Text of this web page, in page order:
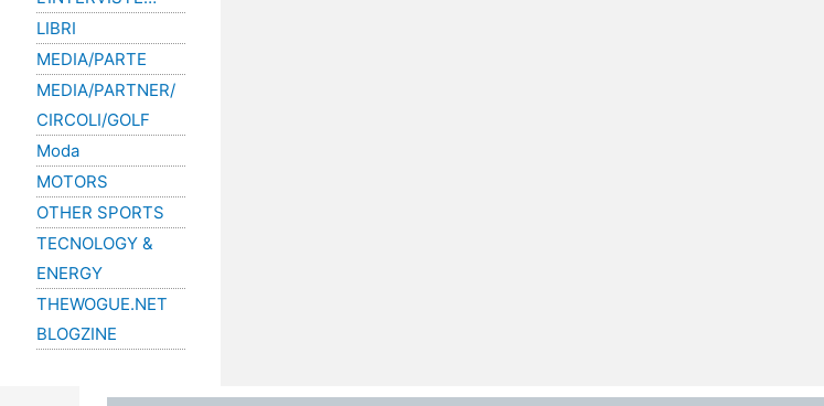
LIBRI
MEDIA/PARTE
MEDIA/PARTNER/
CIRCOLI/GOLF
Moda
MOTORS
OTHER SPORTS
TECNOLOGY &
ENERGY
THEWOGUE.NET
BLOGZINE